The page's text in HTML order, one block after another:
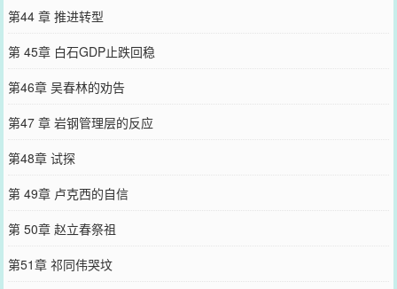
第44 章 推进转型
第 45章 白石GDP止跌回稳
第46章 吴春林的劝告
第47 章 岩钢管理层的反应
第48章 试探
第 49章 卢克西的自信
第 50章 赵立春祭祖
第51章 祁同伟哭坟